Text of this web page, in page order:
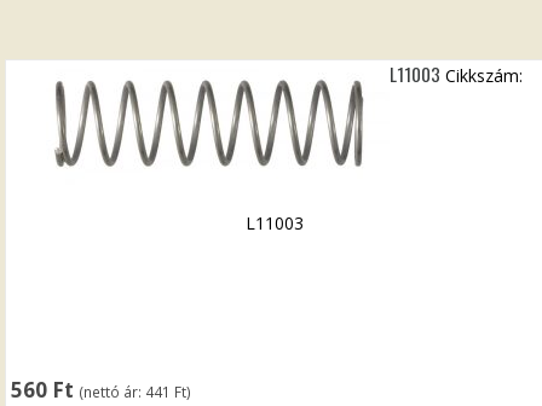
L11003
560 Ft (nettó ár: 441 Ft)
Cikkszám:
L11003